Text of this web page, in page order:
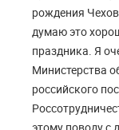
рождения
думаю это
праздника. Я
Министерства
российского